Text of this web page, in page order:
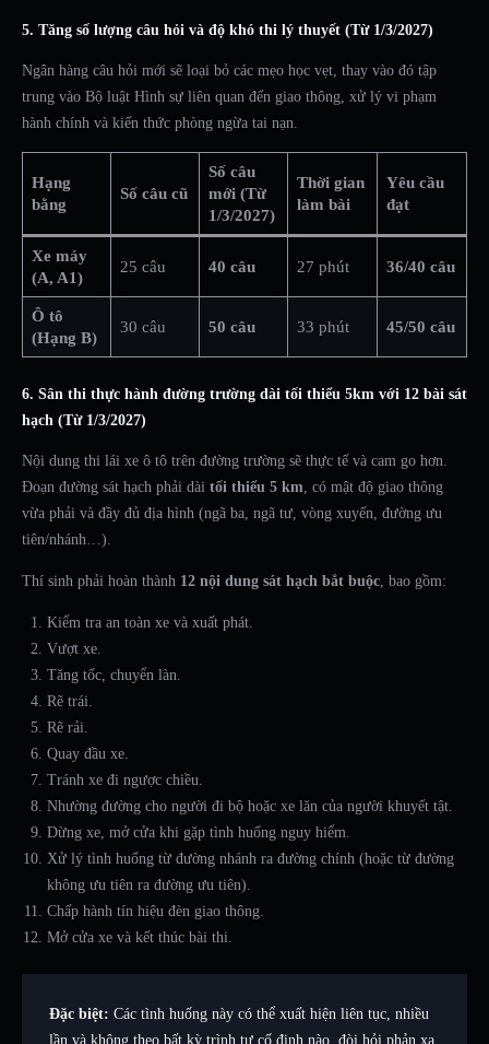
5. Tăng số lượng câu hỏi và độ khó thi lý thuyết (Từ 1/3/2027)
Ngân hàng câu hỏi mới sẽ loại bỏ các mẹo học vẹt, thay vào đó tập
trung vào Bộ luật Hình sự liên quan đến giao thông, xử lý vi phạm
hành chính và kiến thức phòng ngừa tai nạn.
Hạng
bằng
Số câu cũ
Số câu
mới (Từ
1/3/2027)
Thời gian
làm bài
Yêu cầu
đạt
Xe máy
(A, A1)
25 câu 40 câu 27 phút 36/40 câu
Ô tô
(Hạng B)
30 câu 50 câu 33 phút 45/50 câu
6. Sân thi thực hành đường trường dài tối thiểu 5km với 12 bài sát
hạch (Từ 1/3/2027)
Nội dung thi lái xe ô tô trên đường trường sẽ thực tế và cam go hơn.
Đoạn đường sát hạch phải dài tối thiểu 5 km, có mật độ giao thông
vừa phải và đầy đủ địa hình (ngã ba, ngã tư, vòng xuyến, đường ưu
tiên/nhánh…).
Thí sinh phải hoàn thành 12 nội dung sát hạch bắt buộc, bao gồm:
Kiểm tra an toàn xe và xuất phát.
Vượt xe.
Tăng tốc, chuyển làn.
Rẽ trái.
Rẽ rải.
Quay đầu xe.
Tránh xe đi ngược chiều.
Nhường đường cho người đi bộ hoặc xe lăn của người khuyết tật.
Dừng xe, mở cửa khi gặp tình huống nguy hiểm.
Xử lý tình huống từ đường nhánh ra đường chính (hoặc từ đường
không ưu tiên ra đường ưu tiên).
Chấp hành tín hiệu đèn giao thông.
Mở cửa xe và kết thúc bài thi.
Đặc biệt: Các tình huống này có thể xuất hiện liên tục, nhiều
lần và không theo bất kỳ trình tự cố định nào, đòi hỏi phản xạ